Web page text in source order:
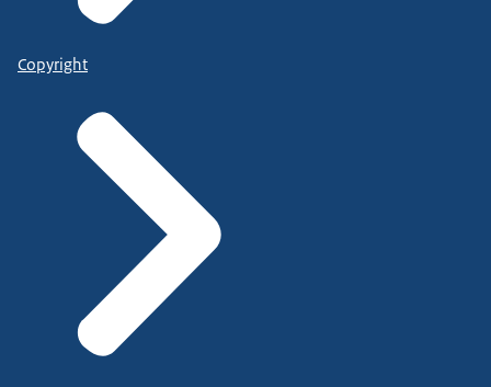
Copyright